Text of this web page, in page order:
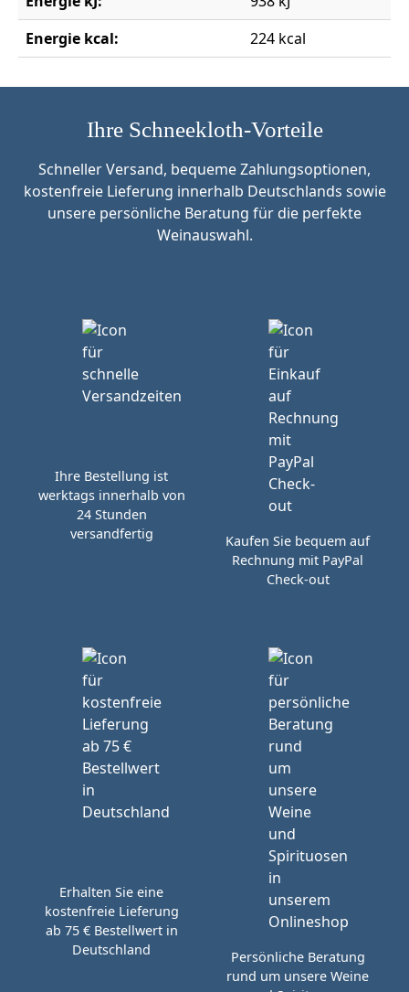
Energie kcal:
224 kcal
Ihre Schneekloth-Vorteile
Schneller Versand, bequeme Zahlungsoptionen,
kostenfreie Lieferung innerhalb Deutschlands sowie
unsere persönliche Beratung für die perfekte
Weinauswahl.
Ihre Bestellung ist
werktags innerhalb von
24 Stunden
versandfertig
Kaufen Sie bequem auf
Rechnung mit PayPal
Check-out
Erhalten Sie eine
kostenfreie Lieferung
ab 75 € Bestellwert in
Deutschland
Persönliche Beratung
rund um unsere Weine